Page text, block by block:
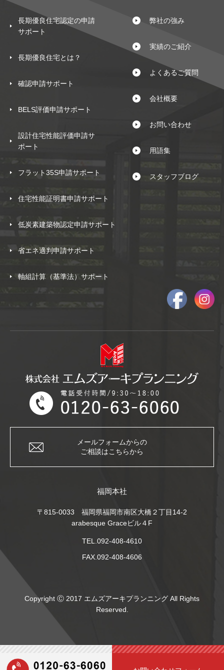
長期優良住宅認定の申請
サポート
長期優良住宅とは？
確認申請サポート
BELS評価申請サポート
設計住宅性能評価申請サ
ポート
フラット35S申請サポート
住宅性能証明書申請サポート
低炭素建築物認定申請サポート
省エネ適判申請サポート
軸組計算（基準法）サポート
弊社の強み
実績のご紹介
よくあるご質問
会社概要
お問い合わせ
用語集
スタッフブログ
メールフォームからの
ご相談はこちらから
福岡本社
〒815-0033 福岡県福岡市南区大橋２丁目14-2
arabesque Graceビル４F
TEL.092-408-4610
FAX.092-408-4606
Copyright Ⓒ 2017 エムズアーキプランニング All Rights
Reserved.